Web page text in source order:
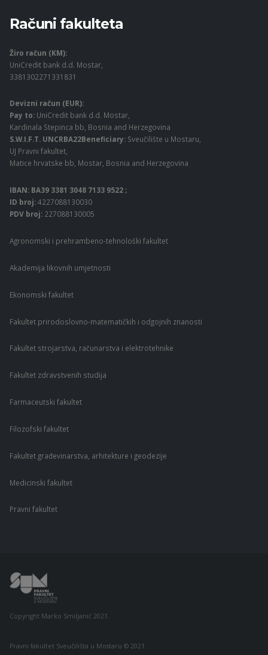
Računi fakulteta
Žiro račun (KM):
UniCredit bank d.d. Mostar,
3381302271331831
Devizni račun (EUR):
Pay to: UniCredit bank d.d. Mostar,
Kardinala Stepinca bb, Bosnia and Herzegovina
S.W.I.F.T. UNCRBA22Beneficiary: Sveučilište u Mostaru,
UJ Pravni fakultet,
Matice hrvatske bb, Mostar, Bosnia and Herzegovina
IBAN: BA39 3381 3048 7133 9522 ;
ID broj:4227088130030
PDV broj: 227088130005
Agronomski i prehrambeno-tehnološki fakultet
Akademija likovnih umjetnosti
Ekonomski fakultet
Fakultet prirodoslovno-matematičkih i odgojnih znanosti
Fakultet strojarstva, računarstva i elektrotehnike
Fakultet zdravstvenih studija
Farmaceutski fakultet
Filozofski fakultet
Fakultet građevinarstva, arhitekture i geodezije
Medicinski fakultet
Pravni fakultet
Copyright Marko Smiljanić 2021.
Pravni fakultet Sveučilišta u Mostaru © 2021.